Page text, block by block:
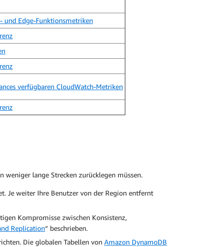
und Edge-Funktionsmetriken
verfügbaren CloudWatch-Metriken
weniger lange Strecken zurücklegen müssen.
Je weiter Ihre Benutzer von der Region entfernt
Kompromisse zwischen Konsistenz,
Replication“ beschrieben.
Die globalen Tabellen von Amazon DynamoDB